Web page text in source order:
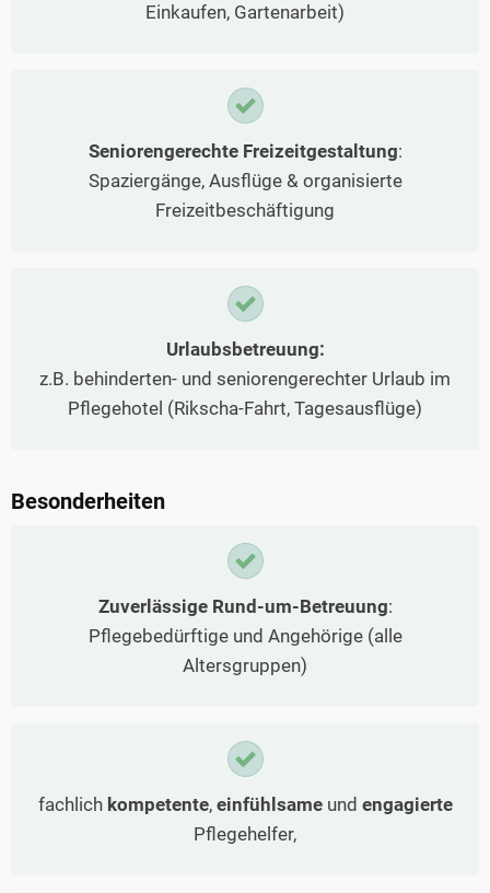
Einkaufen, Gartenarbeit)
Seniorengerechte Freizeitgestaltung:
Spaziergänge, Ausflüge & organisierte
Freizeitbeschäftigung
Urlaubsbetreuung:
z.B. behinderten- und seniorengerechter Urlaub im
Pflegehotel (Rikscha-Fahrt, Tagesausflüge)
Besonderheiten
Zuverlässige Rund-um-Betreuung:
Pflegebedürftige und Angehörige (alle
Altersgruppen)
fachlich kompetente, einfühlsameund engagierte
Pflegehelfer,